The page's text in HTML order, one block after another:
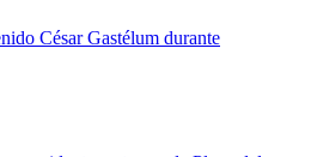
César Gastélum durante